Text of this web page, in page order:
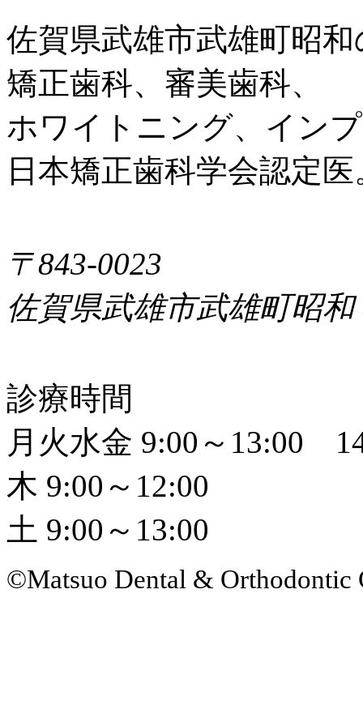
佐賀県武雄市武雄町昭
矯正歯科、審美歯科、
ホワイトニング、イン
日本矯正歯科学会認定
〒843-0023
佐賀県武雄市武雄町昭
診療時間
月火水金 9:00～13:00
木 9:00～12:00
土 9:00～13:00
©Matsuo Dental & Orthodontic